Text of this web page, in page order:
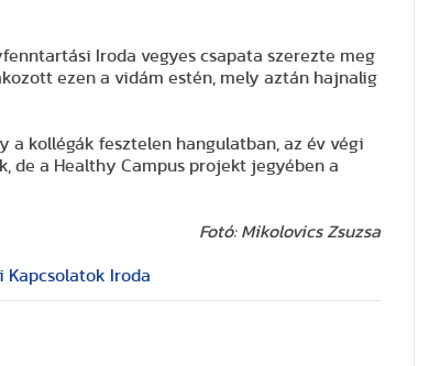
Iroda vegyes csapata szerezte meg
ezen a vidám estén, mely aztán hajnalig
a kollégák fesztelen hangulatban, az év végi
de a Healthy Campus projekt jegyében a
Fotó: Mikolovics Zsuzsa
Kapcsolatok Iroda